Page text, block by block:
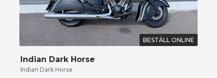
BESTÄLL ONLINE
Indian Dark Horse
Indian Dark Horse